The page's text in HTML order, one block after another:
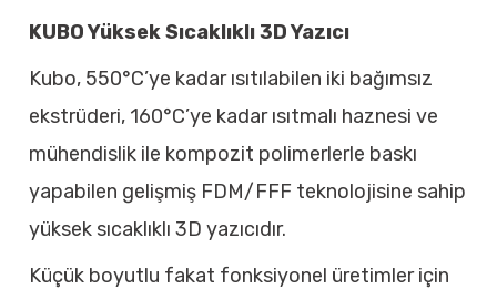
KUBO Yüksek Sıcaklıklı 3D Yazıcı
Kubo, 550°C’ye kadar ısıtılabilen iki bağımsız
ekstrüderi, 160°C’ye kadar ısıtmalı haznesi ve
mühendislik ile kompozit polimerlerle baskı
yapabilen gelişmiş FDM/FFF teknolojisine sahip
yüksek sıcaklıklı 3D yazıcıdır.
Küçük boyutlu fakat fonksiyonel üretimler için